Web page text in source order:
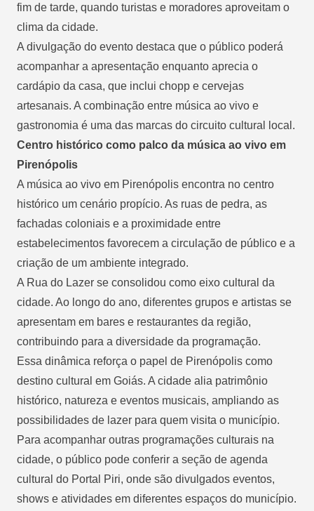
fim de tarde, quando turistas e moradores aproveitam o
clima da cidade.
A divulgação do evento destaca que o público poderá
acompanhar a apresentação enquanto aprecia o
cardápio da casa, que inclui chopp e cervejas
artesanais. A combinação entre música ao vivo e
gastronomia é uma das marcas do circuito cultural local.
Centro histórico como palco da música ao vivo em
Pirenópolis
A música ao vivo em Pirenópolis encontra no centro
histórico um cenário propício. As ruas de pedra, as
fachadas coloniais e a proximidade entre
estabelecimentos favorecem a circulação de público e a
criação de um ambiente integrado.
A Rua do Lazer se consolidou como eixo cultural da
cidade. Ao longo do ano, diferentes grupos e artistas se
apresentam em bares e restaurantes da região,
contribuindo para a diversidade da programação.
Essa dinâmica reforça o papel de Pirenópolis como
destino cultural em Goiás. A cidade alia patrimônio
histórico, natureza e eventos musicais, ampliando as
possibilidades de lazer para quem visita o município.
Para acompanhar outras programações culturais na
cidade, o público pode conferir a seção de agenda
cultural do Portal Piri, onde são divulgados eventos,
shows e atividades em diferentes espaços do município.